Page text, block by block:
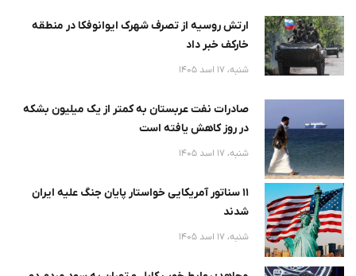
ارتش روسیه از تصرف شهرک ایوانوفکا در منطقه
خارکف خبر داد
شنبه، 17 اسد 1405
صادرات نفت عربستان به کمتر از یک میلیون بشکه
در روز کاهش یافته است
شنبه، 17 اسد 1405
۱۱ سناتور آمریکایی خواستار پایان جنگ علیه ایران
شدند
شنبه، 17 اسد 1405